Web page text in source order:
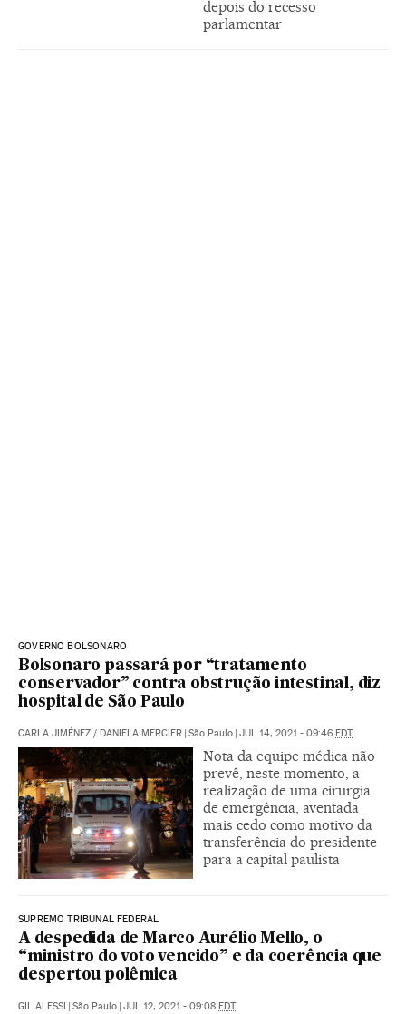
depois do recesso
parlamentar
GOVERNO BOLSONARO
Bolsonaro passará por “tratamento
conservador” contra obstrução intestinal, diz
hospital de São Paulo
CARLA JIMÉNEZ / DANIELA MERCIER São Paulo JUL 14, 2021 - 09:46 EDT
Nota da equipe médica não
prevê, neste momento, a
realização de uma cirurgia
de emergência, aventada
mais cedo como motivo da
transferência do presidente
para a capital paulista
SUPREMO TRIBUNAL FEDERAL
A despedida de Marco Aurélio Mello, o
“ministro do voto vencido” e da coerência que
despertou polêmica
GIL ALESSI São Paulo JUL 12, 2021 - 09:08 EDT